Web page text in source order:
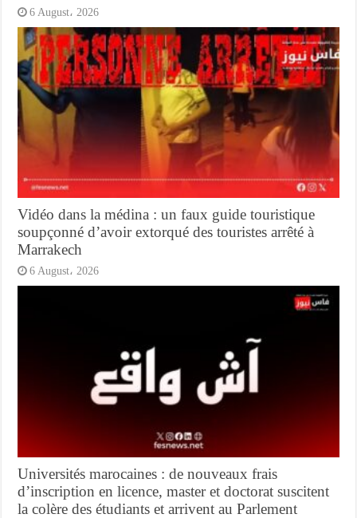
6 August، 2026
Vidéo dans la médina : un faux guide touristique
soupçonné d’avoir extorqué des touristes arrêté à
Marrakech
6 August، 2026
Universités marocaines : de nouveaux frais
d’inscription en licence, master et doctorat suscitent
la colère des étudiants et arrivent au Parlement